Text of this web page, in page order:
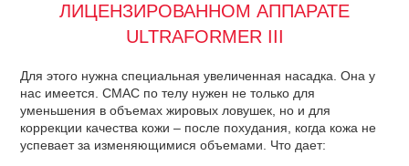
ЛИЦЕНЗИРОВАННОМ АППАРАТЕ
ULTRAFORMER III
Для этого нужна специальная увеличенная насадка. Она у
нас имеется. СМАС по телу нужен не только для
уменьшения в объемах жировых ловушек, но и для
коррекции качества кожи – после похудания, когда кожа не
успевает за изменяющимися объемами. Что дает: